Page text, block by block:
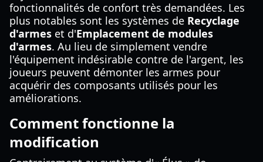
fonctionnalités de confort très demandées. Les
plus notables sont les systèmes de Recyclage
d'armes et d'Emplacement de modules
d'armes. Au lieu de simplement vendre
l'équipement indésirable contre de l'argent, les
joueurs peuvent démonter les armes pour
acquérir des composants utilisés pour les
améliorations.
Comment fonctionne la
modification